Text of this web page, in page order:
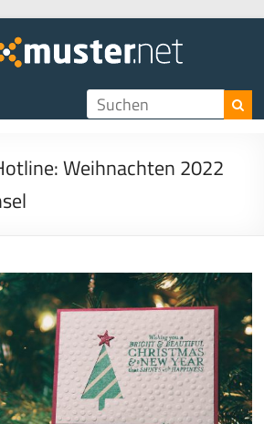
Weihnachten 2022